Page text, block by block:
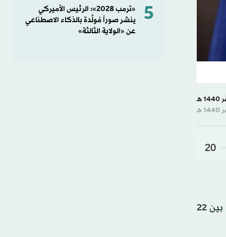
20
وقال مصدر مطّلع على التحقيقات إن المديرية العامة للأمن الداخلي اعتقلت اليوم (الثلاثاء) ستة أفراد، تراوح أعمارهم بين 22
5
«ترمب 2028»: الرئيس الأميركي
ينشر صوراً مُولَّدة بالذكاء الاصطناعي
عن «الولاية الثالثة»